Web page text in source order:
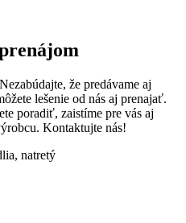
že predávame aj
lešenie od nás aj prenajať.
poradiť, zaistíme pre vás aj
Kontaktujte nás!
natretý